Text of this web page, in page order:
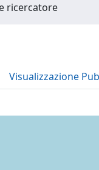
ricercatore
Visualizzazione